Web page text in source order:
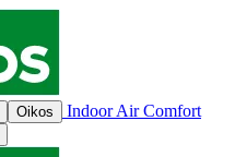
Oikos
Indoor Air Comfort